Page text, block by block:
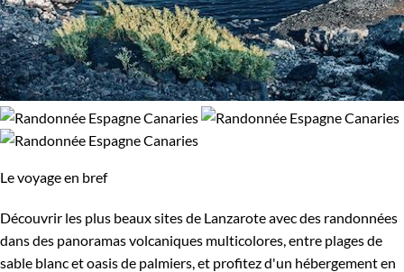
Le voyage en bref
Découvrir les plus beaux sites de Lanzarote avec des randonnées
dans des panoramas volcaniques multicolores, entre plages de
sable blanc et oasis de palmiers, et profitez d'un hébergement en